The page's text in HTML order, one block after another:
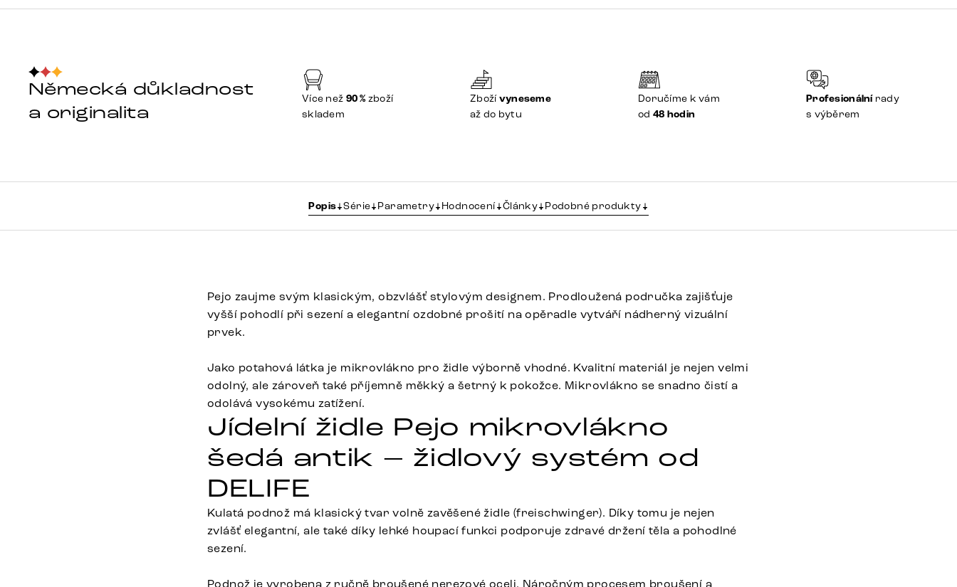
Německá důkladnost
a originalita
Více než 90 %zboží
skladem
Zbožívyneseme
až do bytu
Doručíme k vám
od 48 hodin
Profesionálnírady
s výběrem
Popis Série Parametry Hodnocení Články Podobné produkty
Pejo zaujme svým klasickým, obzvlášť stylovým designem. Prodloužená područka zajišťuje
vyšší pohodlí při sezení a elegantní ozdobné prošití na opěradle vytváří nádherný vizuální
prvek.
Jako potahová látka je mikrovlákno pro židle výborně vhodné. Kvalitní materiál je nejen velmi
odolný, ale zároveň také příjemně měkký a šetrný k pokožce. Mikrovlákno se snadno čistí a
odolává vysokému zatížení.
Jídelní židle Pejo mikrovlákno
šedá antik – židlový systém od
DELIFE
Kulatá podnož má klasický tvar volně zavěšené židle (freischwinger). Díky tomu je nejen
zvlášť elegantní, ale také díky lehké houpací funkci podporuje zdravé držení těla a pohodlné
sezení.
Podnož je vyrobena z ručně broušené nerezové oceli. Náročným procesem broušení a